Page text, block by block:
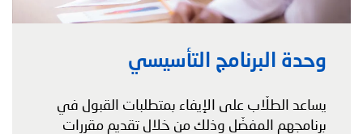
وحدة البرنامج التأسيسي
يساعد الطلّاب على الإيفاء بمتطلبات القبول في
برنامجهم المفضّل وذلك من خلال تقديم مقررات